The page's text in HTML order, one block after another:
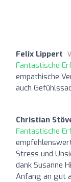
Felix Lippert
Fantastische
empathische
auch
Christian
Fantastische
Stress und
dank Susanne
Anfang an gut